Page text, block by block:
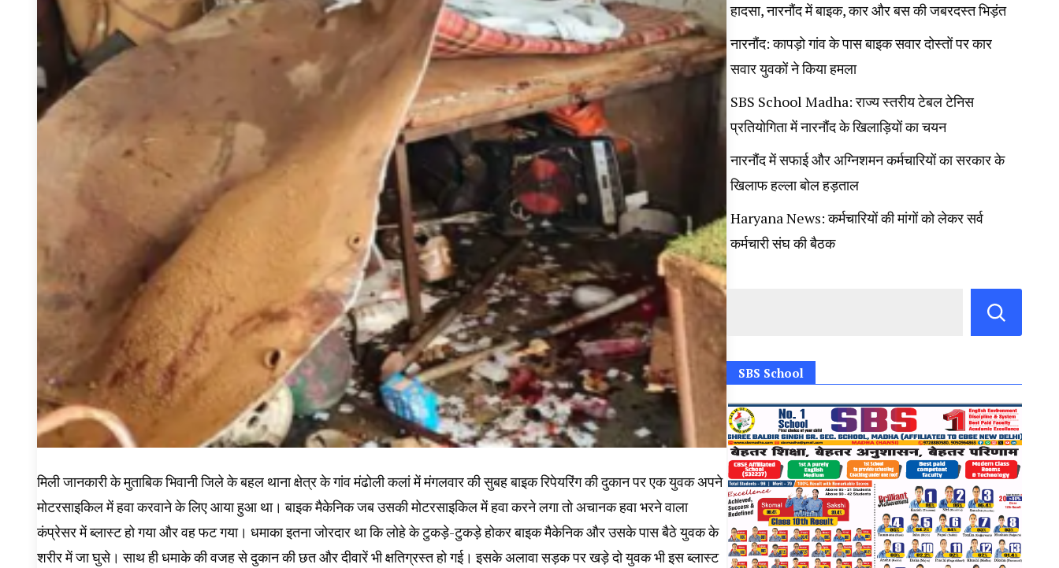
मिली जानकारी के मुताबिक भिवानी जिले के बहल थाना क्षेत्र के गांव मंढोली कलां में मंगलवार की सुबह बाइक रिपेयरिंग की दुकान पर एक युवक अपने
मोटरसाइकिल में हवा करवाने के लिए आया हुआ था। बाइक मैकेनिक जब उसकी मोटरसाइकिल में हवा करने लगा तो अचानक हवा भरने वाला
कंप्रेसर में ब्लास्ट हो गया और वह फट गया। धमाका इतना जोरदार था कि लोहे के टुकड़े-टुकड़े होकर बाइक मैकेनिक और उसके पास बैठे युवक के
शरीर में जा घुसे। साथ ही धमाके की वजह से दुकान की छत और दीवारें भी क्षतिग्रस्त हो गई। इसके अलावा सड़क पर खड़े दो युवक भी इस ब्लास्ट
हादसा, नारनौंद में बाइक, कार और बस की जबरदस्त भिड़ंत
नारनौंद: कापड़ो गांव के पास बाइक सवार दोस्तों पर कार
सवार युवकों ने किया हमला
SBS School Madha: राज्य स्तरीय टेबल टेनिस
प्रतियोगिता में नारनौंद के खिलाड़ियों का चयन
नारनौंद में सफाई और अग्निशमन कर्मचारियों का सरकार के
खिलाफ हल्ला बोल हड़ताल
Haryana News: कर्मचारियों की मांगों को लेकर सर्व
कर्मचारी संघ की बैठक
SBS School